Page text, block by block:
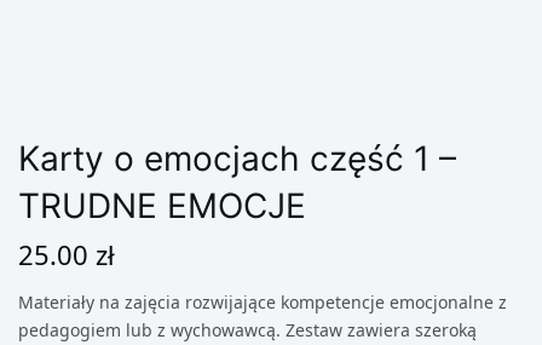
Karty o emocjach część 1 –
TRUDNE EMOCJE
25.00 zł
Materiały na zajęcia rozwijające kompetencje emocjonalne z
pedagogiem lub z wychowawcą. Zestaw zawiera szeroką